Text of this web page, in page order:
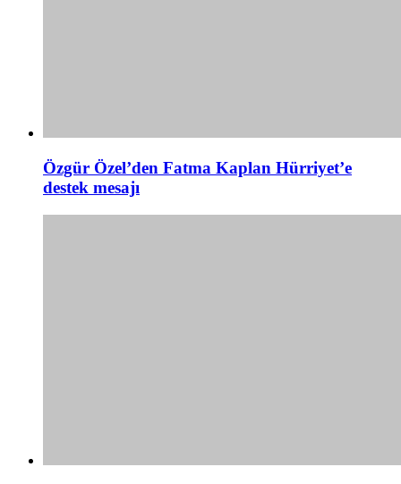
Özgür Özel’den Fatma Kaplan Hürriyet’e
destek mesajı